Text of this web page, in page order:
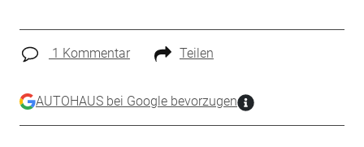
1 Kommentar Teilen
AUTOHAUS bei Google bevorzugen